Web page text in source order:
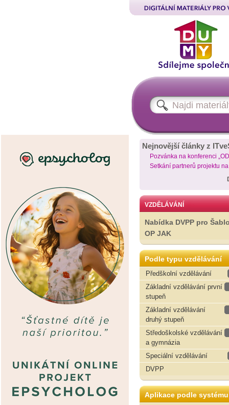
Nejnovější články z
Pozvánka na konferenci
Setkání partnerů projektu
VZDĚLÁVÁNÍ
Nabídka DVPP pro
OP JAK
Podle typu vzdělávání
Předškolní vzdělávání
Základní vzdělávání první
stupeň
Základní vzdělávání
druhý stupeň
Středoškolské vzdělávání
a gymnázia
Speciální vzdělávání
DVPP
Aplikace podle systému